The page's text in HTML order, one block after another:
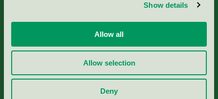
Show details
Allow all
Allow selection
Deny